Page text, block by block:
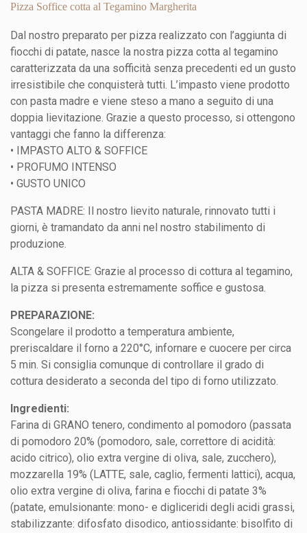
Pizza Soffice cotta al Tegamino Margherita
Dal nostro preparato per pizza realizzato con l’aggiunta di
fiocchi di patate, nasce la nostra pizza cotta al tegamino
caratterizzata da una sofficità senza precedenti ed un gusto
irresistibile che conquisterà tutti. L’impasto viene prodotto
con pasta madre e viene steso a mano a seguito di una
doppia lievitazione. Grazie a questo processo, si ottengono
vantaggi che fanno la differenza:
• IMPASTO ALTO & SOFFICE
• PROFUMO INTENSO
• GUSTO UNICO
PASTA MADRE: Il nostro lievito naturale, rinnovato tutti i
giorni, è tramandato da anni nel nostro stabilimento di
produzione.
ALTA & SOFFICE: Grazie al processo di cottura al tegamino,
la pizza si presenta estremamente soffice e gustosa.
PREPARAZIONE:
Scongelare il prodotto a temperatura ambiente,
preriscaldare il forno a 220°C, infornare e cuocere per circa
5 min. Si consiglia comunque di controllare il grado di
cottura desiderato a seconda del tipo di forno utilizzato.
Ingredienti:
Farina di GRANO tenero, condimento al pomodoro (passata
di pomodoro 20% (pomodoro, sale, correttore di acidità:
acido citrico), olio extra vergine di oliva, sale, zucchero),
mozzarella 19% (LATTE, sale, caglio, fermenti lattici), acqua,
olio extra vergine di oliva, farina e fiocchi di patate 3%
(patate, emulsionante: mono- e digliceridi degli acidi grassi,
stabilizzante: difosfato disodico, antiossidante: bisolfito di